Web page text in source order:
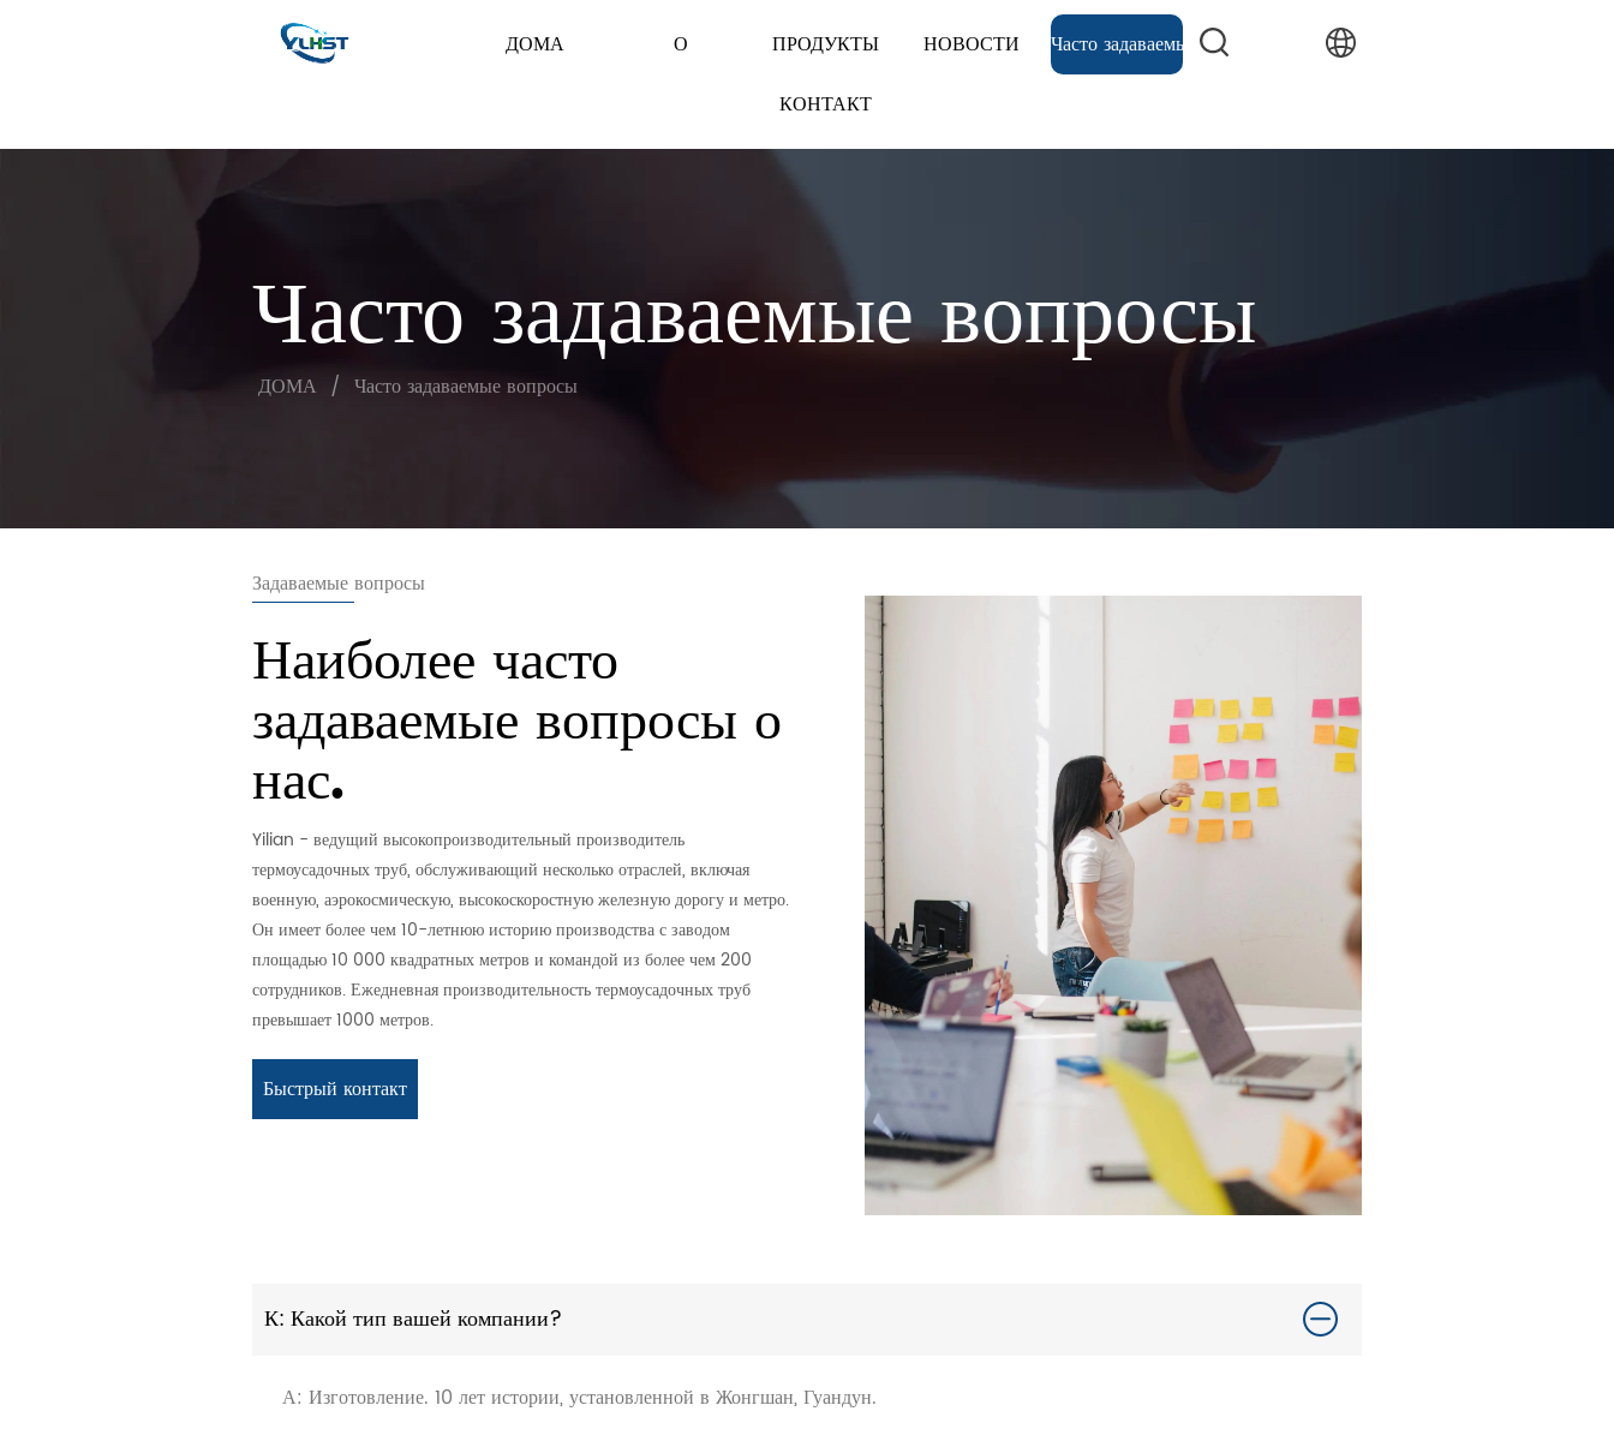
ДОМА О ПРОДУКТЫ НОВОСТИ
Часто задаваемые вопросы
КОНТАКТ
Часто задаваемые вопросы
ДОМА / Часто задаваемые вопросы
Задаваемые вопросы
Наиболее часто
задаваемые вопросы о
нас.
Yilian - ведущий высокопроизводительный производитель
термоусадочных труб, обслуживающий несколько отраслей, включая
военную, аэрокосмическую, высокоскоростную железную дорогу и метро.
Он имеет более чем 10-летнюю историю производства с заводом
площадью 10 000 квадратных метров и командой из более чем 200
сотрудников. Ежедневная производительность термоусадочных труб
превышает 1000 метров.
Быстрый контакт
К: Какой тип вашей компании?
А: Изготовление. 10 лет истории, установленной в Жонгшан, Гуандун.